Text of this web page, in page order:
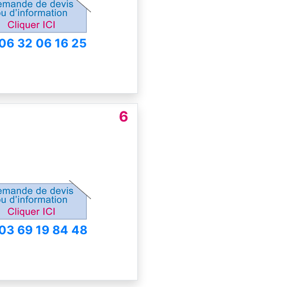
32 06 16 25
6
69 19 84 48